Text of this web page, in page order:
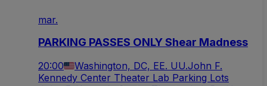
mar.
PARKING PASSES ONLY Shear Madness
20:00 Washington, DC, EE. UU.John F.
Kennedy Center Theater Lab Parking Lots